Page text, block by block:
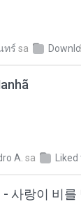
ทร์ sa
A. sa
- 사랑이 비를